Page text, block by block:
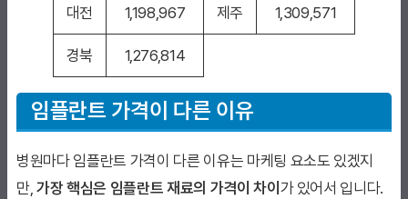
대전 1,198,967 제주 1,309,571
경북 1,276,814
임플란트 가격이 다른 이유
병원마다 임플란트 가격이 다른 이유는 마케팅 요소도 있겠지
만, 가장 핵심은 임플란트 재료의 가격이 차이 가 있어서 입니다.